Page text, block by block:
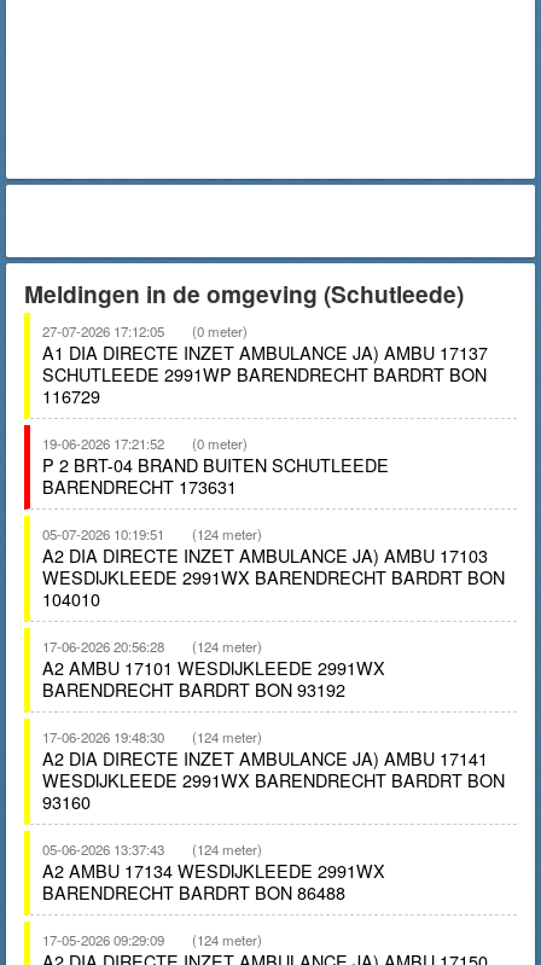
Meldingen in de omgeving (Schutleede)
27-07-2026 17:12:05 (0 meter)
A1 DIA DIRECTE INZET AMBULANCE JA) AMBU 17137
SCHUTLEEDE 2991WP BARENDRECHT BARDRT BON
116729
19-06-2026 17:21:52 (0 meter)
P 2 BRT-04 BRAND BUITEN SCHUTLEEDE
BARENDRECHT 173631
05-07-2026 10:19:51 (124 meter)
A2 DIA DIRECTE INZET AMBULANCE JA) AMBU 17103
WESDIJKLEEDE 2991WX BARENDRECHT BARDRT BON
104010
17-06-2026 20:56:28 (124 meter)
A2 AMBU 17101 WESDIJKLEEDE 2991WX
BARENDRECHT BARDRT BON 93192
17-06-2026 19:48:30 (124 meter)
A2 DIA DIRECTE INZET AMBULANCE JA) AMBU 17141
WESDIJKLEEDE 2991WX BARENDRECHT BARDRT BON
93160
05-06-2026 13:37:43 (124 meter)
A2 AMBU 17134 WESDIJKLEEDE 2991WX
BARENDRECHT BARDRT BON 86488
17-05-2026 09:29:09 (124 meter)